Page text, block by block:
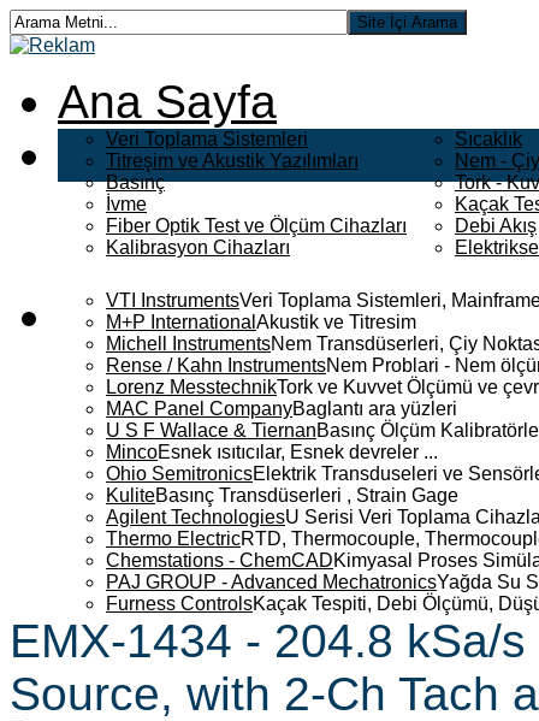
Ana Sayfa
Veri Toplama Sistemleri
Titreşim ve Akustik Yazılımları
Basınç
İvme
Fiber Optik Test ve Ölçüm Cihazları
Kalibrasyon Cihazları
Sıcaklık
Nem -
Tork -
Kaçak
Debi Akış
VTI InstrumentsVeri Toplama Sistemleri,
M+P International Akustik ve Titresim
Michell InstrumentsNem Transdüserleri, Çiy
Rense / Kahn InstrumentsNem Problari - Nem
Lorenz MesstechnikTork ve Kuvvet Ölçümü ve
MAC Panel CompanyBaglantı ara yüzleri
U S F Wallace & TiernanBasınç Ölçüm
MincoEsnek ısıtıcılar, Esnek devreler ...
Ohio SemitronicsElektrik Transduseleri ve
KuliteBasınç Transdüserleri , Strain Gage
Agilent TechnologiesU Serisi Veri Toplama
Thermo ElectricRTD, Thermocouple,
Chemstations - ChemCADKimyasal Proses
PAJ GROUP - Advanced MechatronicsYağda Su
Furness ControlsKaçak Tespiti, Debi Ölçümü,
EMX-1434 - 204.8 kSa/
Source, with 2-Ch Tach